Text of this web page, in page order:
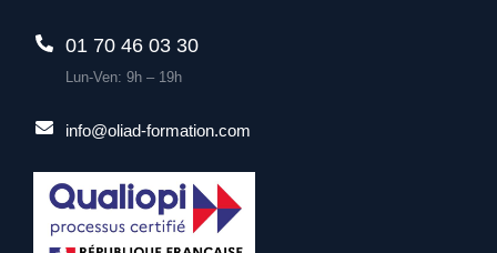
01 70 46 03 30
Lun-Ven: 9h – 19h
info@oliad-formation.com